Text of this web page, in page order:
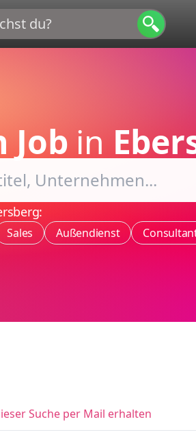
Job in
Sales Außendienst
Suche per Mail erhalten